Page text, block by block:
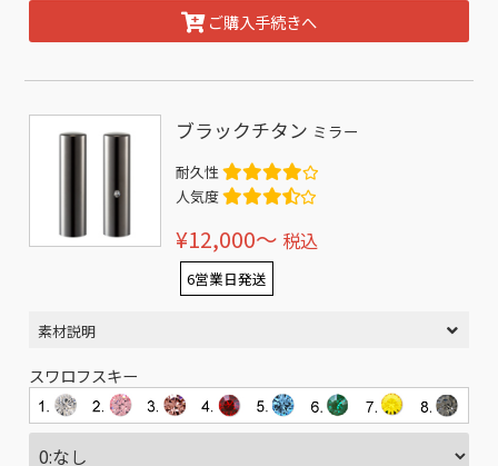
ご購入手続きへ
ブラックチタン ミラー
耐久性
人気度
¥12,000〜 税込
6営業日発送
素材説明
スワロフスキー